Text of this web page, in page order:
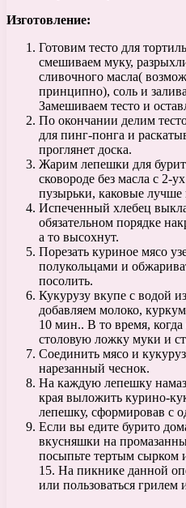
Изготовление:
Готовим тесто для
смешиваем муку,
сливочного масла(
принципно), соль и
Замешиваем тесто и
По окончании делим
для пинг-понга и
проглянет доска.
Жарим лепешки для
сковороде без масла с 2-
пузырьки, каковые лучше
Испеченный хлебец
обязательном порядке
а то высохнут.
Порезать куриное мясо
полукольцами и
посолить.
Кукурузу вкупе с водой
добавляем молоко,
10 мин.. В то время, когда
столовую ложку муки и
Соединить мясо и
нарезанный чеснок.
На каждую лепешку
края выложить курино-
лепешку, сформировав с
Если вы едите бурито
вкусняшки на
посыпьте тертым сырком
15. На пикнике данной
или пользоваться грилем